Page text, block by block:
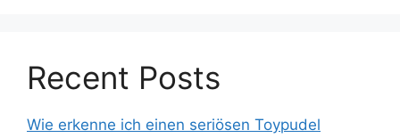
Recent Posts
Wie erkenne ich einen seriösen Toypudel